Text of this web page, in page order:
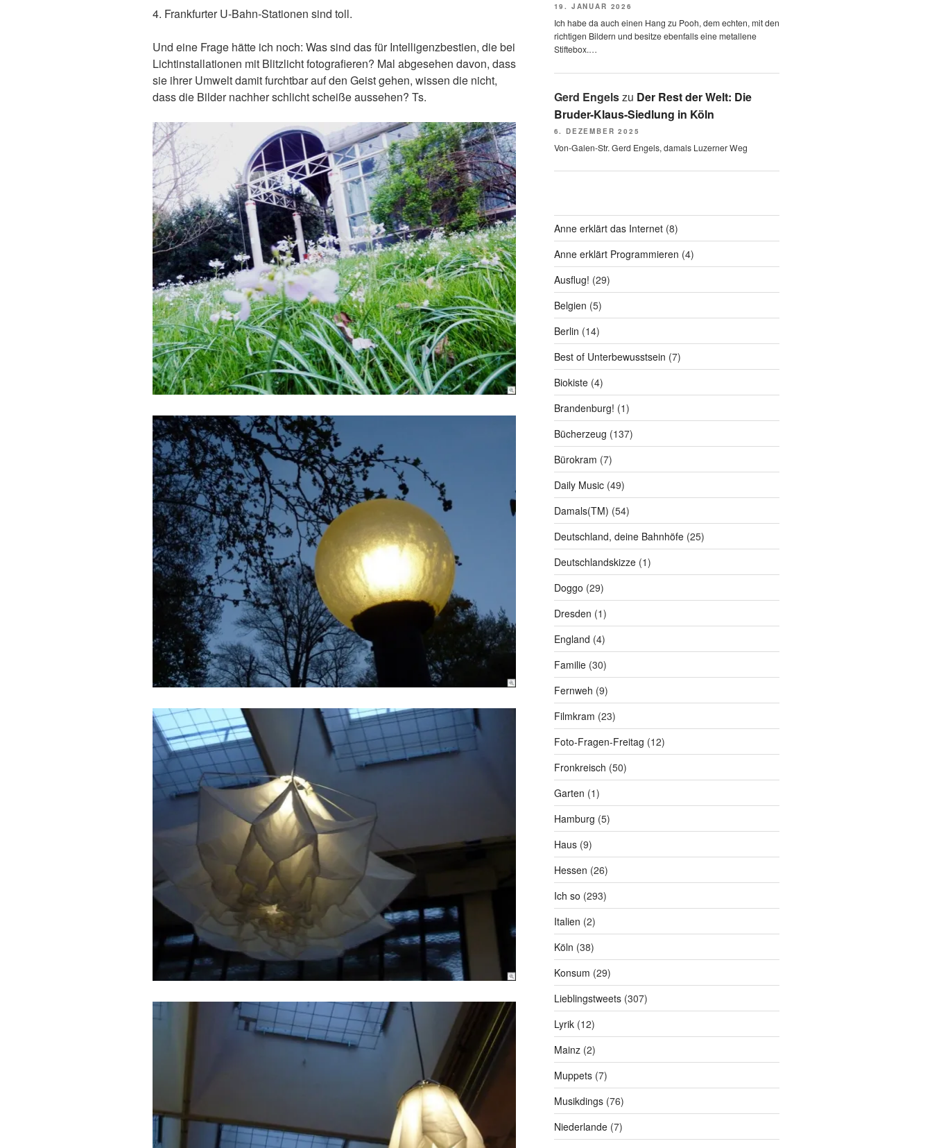
4. Frankfurter U-Bahn-Stationen sind toll.
Und eine Frage hätte ich noch: Was sind das für Intelligenzbestien, die bei
Lichtinstallationen mit Blitzlicht fotografieren? Mal abgesehen davon, dass
sie ihrer Umwelt damit furchtbar auf den Geist gehen, wissen die nicht,
dass die Bilder nachher schlicht scheiße aussehen? Ts.
19. JANUAR 2026
Ich habe da auch einen Hang zu Pooh, dem echten, mit den
richtigen Bildern und besitze ebenfalls eine metallene
Stiftebox.…
Gerd Engelszu Der Rest der Welt: Die
Bruder-Klaus-Siedlung in Köln
6. DEZEMBER 2025
Von-Galen-Str. Gerd Engels, damals Luzerner Weg
Anne erklärt das Internet(8)
Anne erklärt Programmieren (4)
Ausflug! (29)
Belgien (5)
Berlin (14)
Best of Unterbewusstsein (7)
Biokiste(4)
Brandenburg! (1)
Bücherzeug (137)
Bürokram (7)
Daily Music(49)
Damals(TM) (54)
Deutschland, deine Bahnhöfe(25)
Deutschlandskizze(1)
Doggo (29)
Dresden (1)
England (4)
Familie(30)
Fernweh (9)
Filmkram (23)
Foto-Fragen-Freitag (12)
Fronkreisch (50)
Garten (1)
Hamburg (5)
Haus(9)
Hessen (26)
Ich so (293)
Italien (2)
Köln (38)
Konsum (29)
Lieblingstweets(307)
Lyrik(12)
Mainz(2)
Muppets(7)
Musikdings(76)
Niederlande(7)